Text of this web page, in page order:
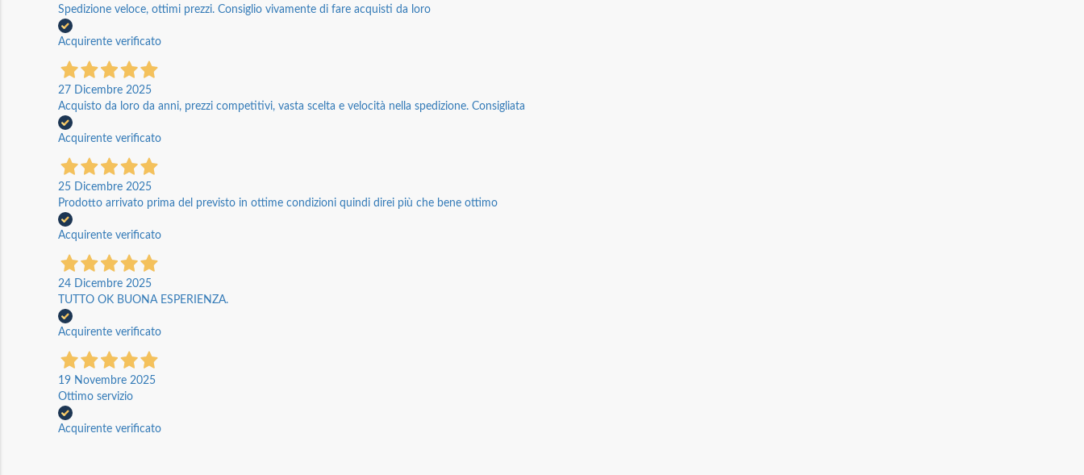
Spedizione veloce, ottimi prezzi. Consiglio vivamente di fare acquisti da loro
Acquirente verificato
27 Dicembre 2025
Acquisto da loro da anni, prezzi competitivi, vasta scelta e velocità nella spedizione. Consigliata
Acquirente verificato
25 Dicembre 2025
Prodotto arrivato prima del previsto in ottime condizioni quindi direi più che bene ottimo
Acquirente verificato
24 Dicembre 2025
TUTTO OK BUONA ESPERIENZA.
Acquirente verificato
19 Novembre 2025
Ottimo servizio
Acquirente verificato